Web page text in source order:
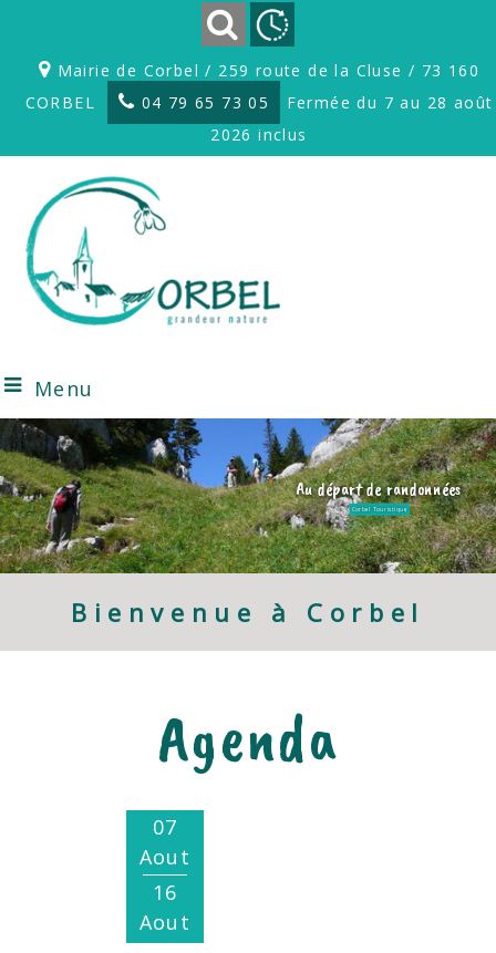
Mairie de Corbel / 259 route de la Cluse / 73 160
CORBEL
04 79 65 73 05
Fermée du 7 au 28 août
2026 inclus
Menu
Au départ de randonnées
Corbel Touristique
Bienvenue à Corbel
Agenda
07
Aout
16
Aout